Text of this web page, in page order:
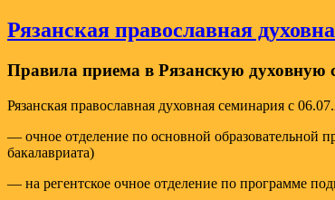
Рязанская православная
Правила приема в Рязанскую духовную
Рязанская православная духовная семинария с
— очное отделение по основной образовательной
бакалавриата)
— на регентское очное отделение по программе